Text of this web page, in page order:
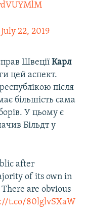
July 22, 2019
Швеції Карл
цей аспект.
після
більшість сама
У цьому є
Більдт у
after
of its own in
are obvious
t.co/80lglvSXaW